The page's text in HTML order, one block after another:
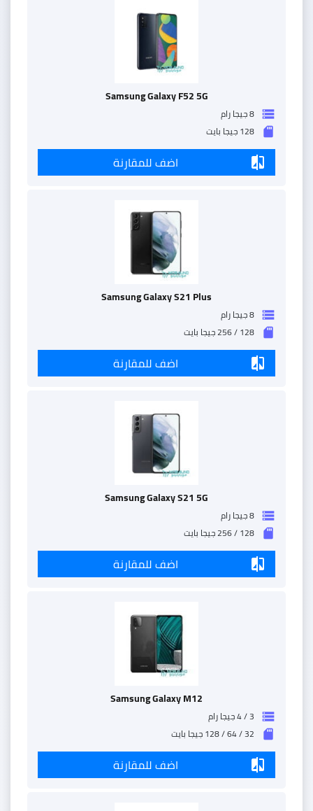
Samsung Galaxy F52 5G
storage 8 جيجا رام
sd_storage 128 جيجا بايت
compare اضف للمقارنة
Samsung Galaxy S21 Plus
storage 8 جيجا رام
sd_storage 128 / 256 جيجا بايت
compare اضف للمقارنة
Samsung Galaxy S21 5G
storage 8 جيجا رام
sd_storage 128 / 256 جيجا بايت
compare اضف للمقارنة
Samsung Galaxy M12
storage 3 / 4 جيجا رام
sd_storage 32 / 64 / 128 جيجا بايت
compare اضف للمقارنة